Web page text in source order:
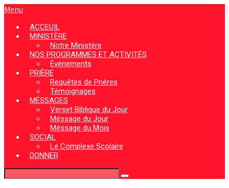
Menu
ACCEUIL
MINISTÈRE
Notre Ministère
NOS PROGRAMMES ET ACTIVITÉS
Évènements
PRIÈRE
Requêtes de Prières
Témoignages
MÉSSAGES
Verset Biblique du Jour
Méssage du Jour
Méssage du Mois
SOCIAL
Le Complexe Scolaire
DONNER